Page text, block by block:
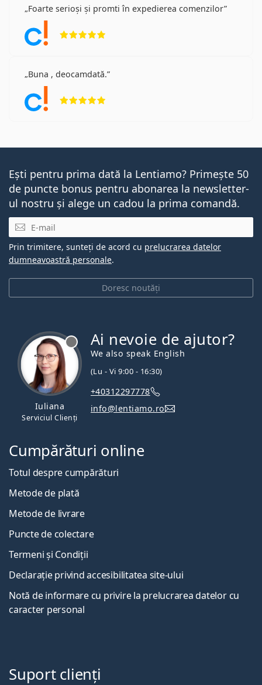
Foarte serioși și promti în expedierea comenzilor
Buna , deocamdată.
Ești pentru prima dată la Lentiamo? Primește 50
de puncte bonus pentru abonarea la newsletter-
ul nostru și alege un cadou la prima comandă.
E-mail
Doresc noutăți
Prin trimitere, sunteți de acord cu prelucrarea datelor
dumneavoastră personale.
Iuliana
Serviciul Clienți
Ai nevoie de ajutor?
We also speak English
(Lu - Vi 9:00 - 16:30)
+40312297778
info@lentiamo.ro
Cumpărături online
Totul despre cumpărături
Metode de plată
Metode de livrare
Puncte de colectare
Termeni și Condiții
Declarație privind accesibilitatea site-ului
Notă de informare cu privire la prelucrarea datelor cu
caracter personal
Suport clienți